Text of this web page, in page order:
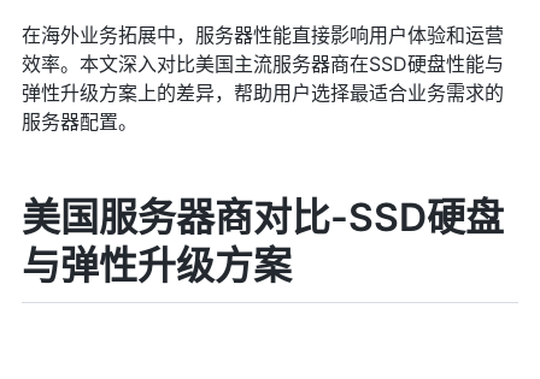
在海外业务拓展中，服务器性能直接影响用户体验和运营
效率。本文深入对比美国主流服务器商在SSD硬盘性能与
弹性升级方案上的差异，帮助用户选择最适合业务需求的
服务器配置。
美国服务器商对比-SSD硬盘
与弹性升级方案